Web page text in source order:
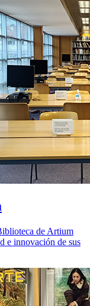
de Artium
e innovación de sus